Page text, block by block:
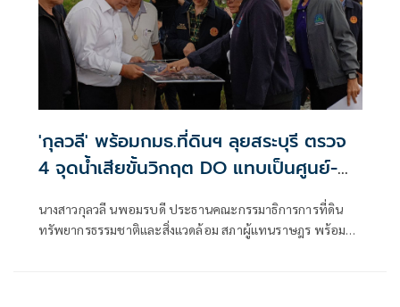
'กุลวลี' พร้อมกมธ.ที่ดินฯ ลุยสระบุรี ตรวจ
4 จุดน้ำเสียขั้นวิกฤต DO แทบเป็นศูนย์-
ปลาตายเกลื่อน สั่งส่งแล็บหาต้นตอมลพิษ
พร้อมหนุนตั้งหน่วยเคลื่อนที่เร็วลงตรวจ
ทันที ช่วยชาวบ้านเก็บหลักฐาน
นางสาวกุลวลี นพอมรบดี ประธานคณะกรรมาธิการการที่ดิน
ทรัพยากรธรรมชาติและสิ่งแวดล้อม สภาผู้แทนราษฎร พร้อม